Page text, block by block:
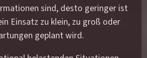
sind, desto geringer ist
Einsatz zu klein, zu groß oder
geplant wird.